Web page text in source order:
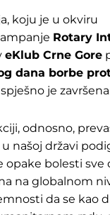
koju je u okviru
Rotary
eKlub Crne Gore
dana borbe
je
odnosno,
našoj državi
opake bolesti sve
na globalnom
da se kao